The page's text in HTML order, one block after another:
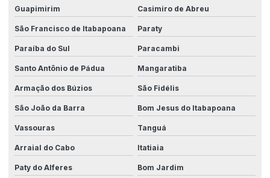
Equipamentos de automação industrial
Equipamentos para indústria
Equipamentos industriais automatizados
Fabricação de equipamentos industriais
Fabricante de maquinas
Fabricante maquinas industriais
Fabricantes de robôs industriais
Guapimirim Casimiro de Abreu
São Francisco de Itabapoana Paraty
Paraíba do Sul Paracambi
Santo Antônio de Pádua Mangaratiba
Armação dos Búzios São Fidélis
São João da Barra Bom Jesus do Itabapoana
Vassouras Tanguá
Arraial do Cabo Itatiaia
Paty do Alferes Bom Jardim